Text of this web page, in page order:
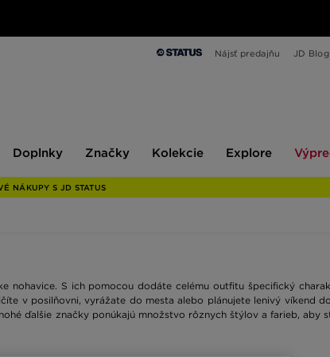
Nájsť predajňu JD Blog
Doplnky Značky Kolekcie Explore
NÁKUPY S JD STATUS
nohavice. S ich pomocou dodáte celému outfitu špecifický
v posilňovni, vyrážate do mesta alebo plánujete lenivý víkend
ďalšie značky ponúkajú množstvo rôznych štýlov a farieb, aby